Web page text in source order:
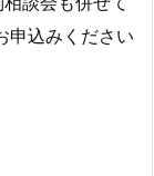
申込みください